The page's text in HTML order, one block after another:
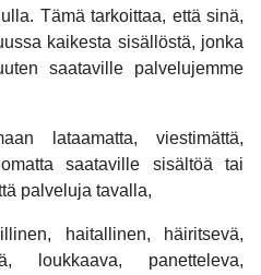
Tämä tarkoittaa, että sinä,
kaikesta sisällöstä, jonka
saataville palvelujemme
lataamatta, viestimättä,
saataville sisältöä tai
palveluja tavalla,
haitallinen, häiritsevä,
loukkaava, panetteleva,